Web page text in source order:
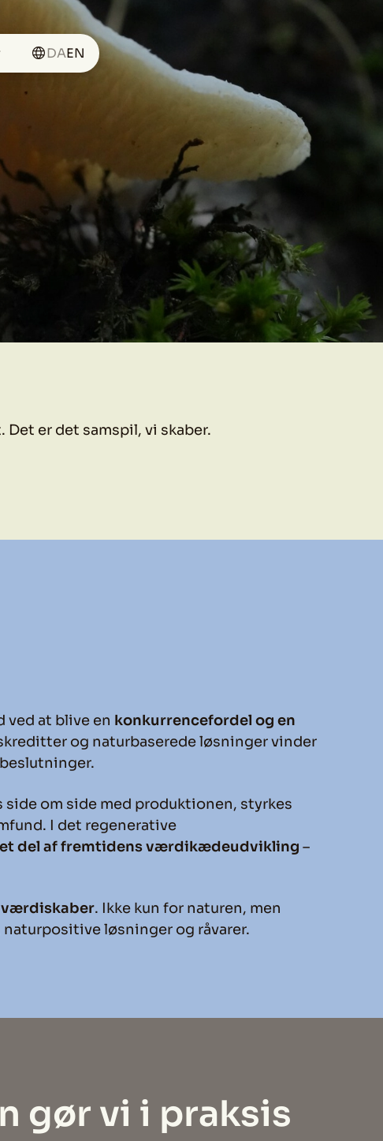
DAEN
er det samspil, vi skaber.
ved at blive en konkurrencefordel og en
og naturbaserede løsninger vinder
om side med produktionen, styrkes
I det regenerative
del af fremtidens værdikædeudvikling –
. Ikke kun for naturen, men
løsninger og råvarer.
gør vi i praksis